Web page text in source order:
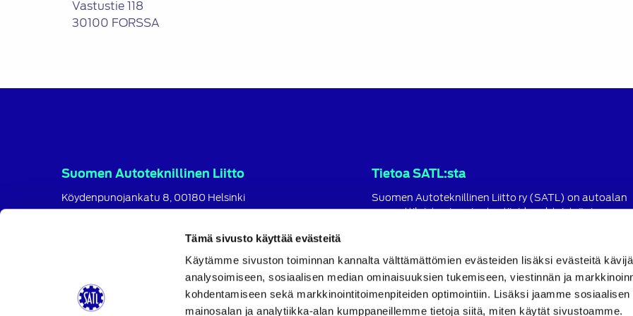
Tämä sivusto käyttää evästeitä
Käytämme sivuston toiminnan kannalta välttämättömien evästeiden lisäksi evästeitä
analysoimiseen, sosiaalisen median ominaisuuksien tukemiseen, viestinnän ja
kohdentamiseen sekä markkinointitoimenpiteiden optimointiin. Lisäksi jaamme sosiaalisen
mainosalan ja analytiikka-alan kumppaneillemme tietoja siitä, miten käytät sivustoamme.
Vastustie 118
30100 FORSSA
Suomen Autoteknillinen Liitto
Köydenpunojankatu 8, 00180 Helsinki
SATL
SATL
Tietoa SATL:sta
Suomen Autoteknillinen Liitto ry (SATL) on autoalan
ammattilaisten ja asiantuntijoiden yhteistyö- ja
tavoitteena on ylläpitää ja kehittää koko autoalan
ja ammattitaitoa.
Lue lisää